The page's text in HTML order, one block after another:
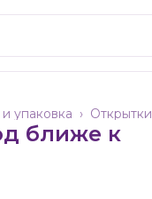
Открытки
упаковка ›
ближе к